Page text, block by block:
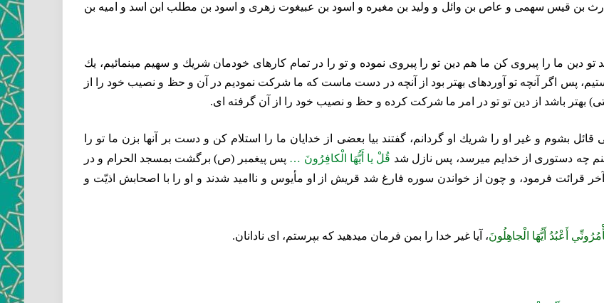
حارث بن قيس سهمى و عاص بن وائل و وليد بن مغيره و اسود بن عبيغوت زهرى و اسود بن مطلب ابن اسد و اميه بن
ما را پيروى كن ما هم دين تو را پيروى نموده و تو را در تمام كارهاى خودمان شريك و سهيم مينمائيم، يك
پس اگر آنچه تو آورده‏اى بهتر بود از آنچه در دست ماست كه ما شركت نموديم در آن و حظ و نصيب خود را از
بهتر باشد از دين تو تو در امر ما شركت كرده و حظ و نصيب خود را از آن گرفته‏ اى.
بشوم و غير او را شريك او گردانم، گفتند بيا بعضى از خدايان ما را استلام كن و دست بر آنها بزن ما تو را
چه دستورى از خدايم ميرسد، پس نازل شد قُلْ يا أَيُّهَا الْكافِرُونَ … پس پيغمبر (ص) برگشت بمسجد الحرام و در
قرائت فرمود، و چون از خواندن سوره فارغ شد قريش از او مأيوس و نااميد شدند و او را با اصحابش اذيّت و
أَعْبُدُ أَيُّهَا الْجاهِلُونَ‏، آيا غير خدا را بمن فرمان ميدهيد كه بپرستم، اى نادانان.